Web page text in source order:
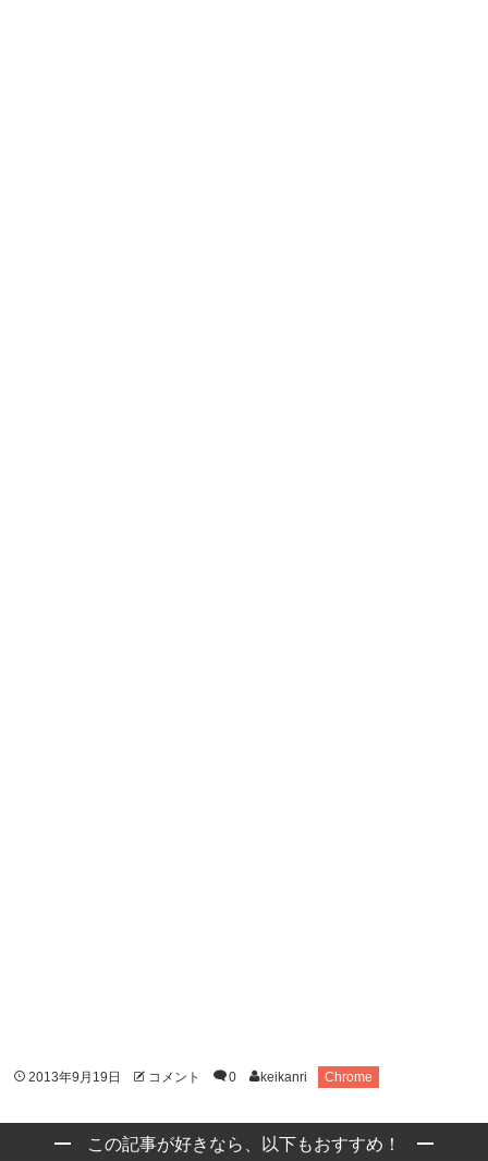
2013年9月19日 コメント 0 keikanri Chrome
この記事が好きなら、以下もおすすめ！